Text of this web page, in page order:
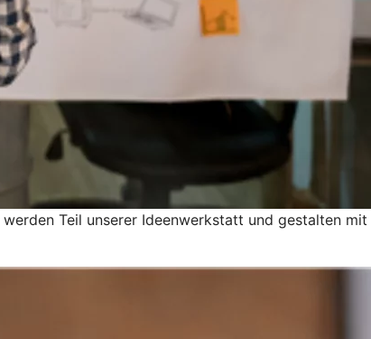
Teil unserer Ideenwerkstatt und gestalten mit